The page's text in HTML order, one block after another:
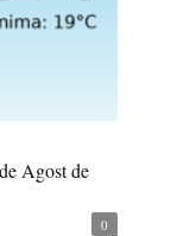
Agost de
0